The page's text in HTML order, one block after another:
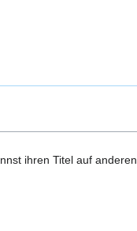
ihren Titel auf anderen